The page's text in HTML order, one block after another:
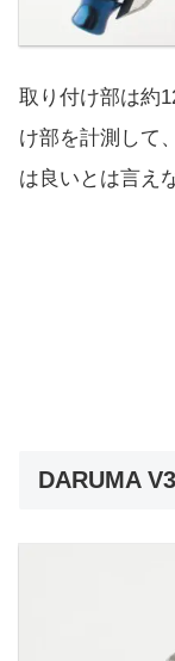
取り付け部は約
け部を計測して
は良いとは言え
DARUMA